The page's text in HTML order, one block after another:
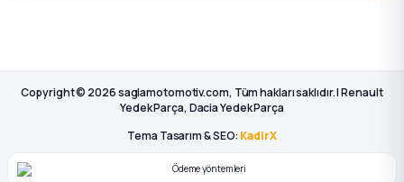
Copyright © 2026 saglamotomotiv.com, Tüm hakları saklıdır. | Renault
Yedek Parça, Dacia Yedek Parça
Tema Tasarım & SEO: KadirX